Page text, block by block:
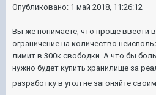
Опубликовано: 1 май 2018, 11:26:12
Вы же понимаете, что проще ввести
ограничение на количество
лимит в 300к свободки. А что бы
нужно будет купить хранилище за
разработку в угол не загоняйте